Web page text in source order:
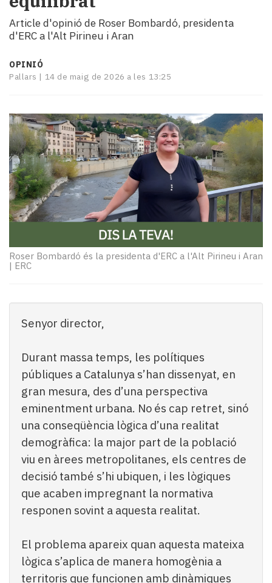
turisme
Esports
Mai
i
mitjans
El
temps
Reportatges
Entrevistes
Enquestes
A
escena!
la
teva!
del
Contingut
patrocinat
Lo
més
llegit...
Editorial
Article d'opinió de Roser Bombardó, presidenta
d'ERC a l'Alt Pirineu i Aran
OPINIÓ
Pallars | 14 de maig de 2026 a les 13:25
Roser Bombardó és la presidenta d'ERC a l'Alt Pirineu i Aran
| ERC
Senyor director,
Durant massa temps, les polítiques
públiques a Catalunya s’han dissenyat, en
gran mesura, des d’una perspectiva
eminentment urbana. No és cap retret, sinó
una conseqüència lògica d’una realitat
demogràfica: la major part de la població
viu en àrees metropolitanes, els centres de
decisió també s’hi ubiquen, i les lògiques
que acaben impregnant la normativa
responen sovint a aquesta realitat.
El problema apareix quan aquesta mateixa
lògica s’aplica de manera homogènia a
territoris que funcionen amb dinàmiques